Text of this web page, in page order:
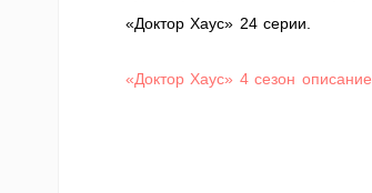
«Доктор Хаус» 24 серии.
«Доктор Хаус» 4 сезон описание